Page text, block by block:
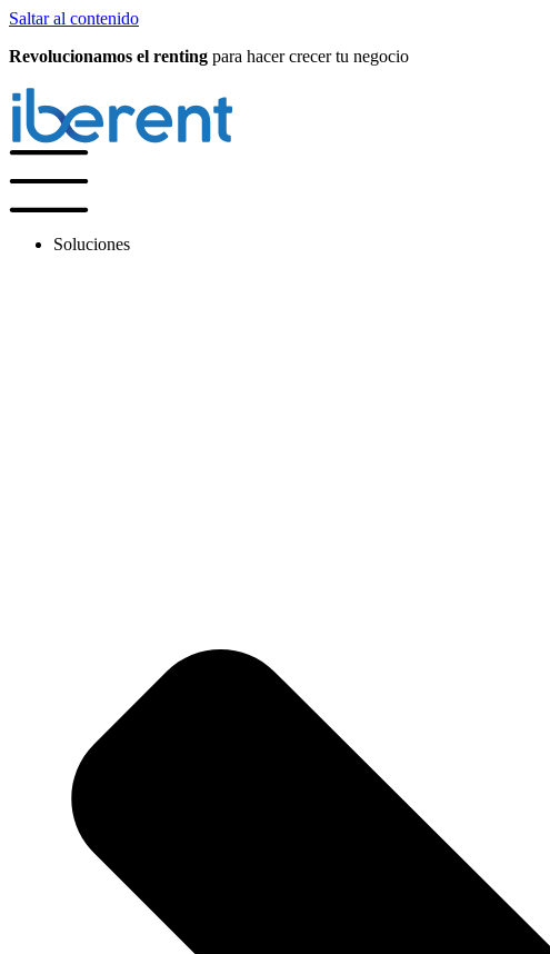
Saltar al contenido
Revolucionamos el renting para hacer crecer tu negocio
Soluciones